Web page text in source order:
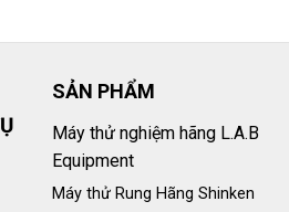
SẢN PHẨM
Máy thử nghiệm hãng L.A.B
Equipment
Máy thử Rung Hãng Shinken